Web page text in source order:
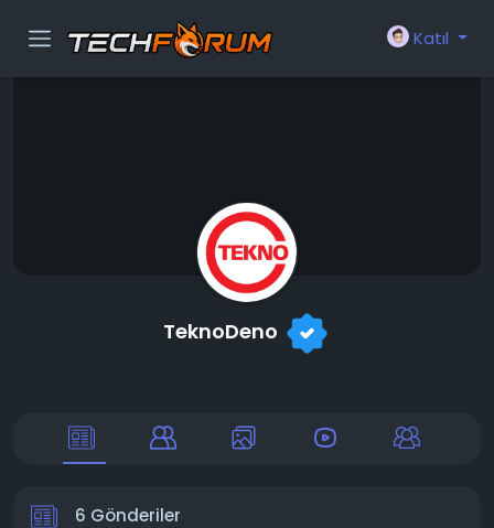
Katıl
TeknoDeno
6 Gönderiler